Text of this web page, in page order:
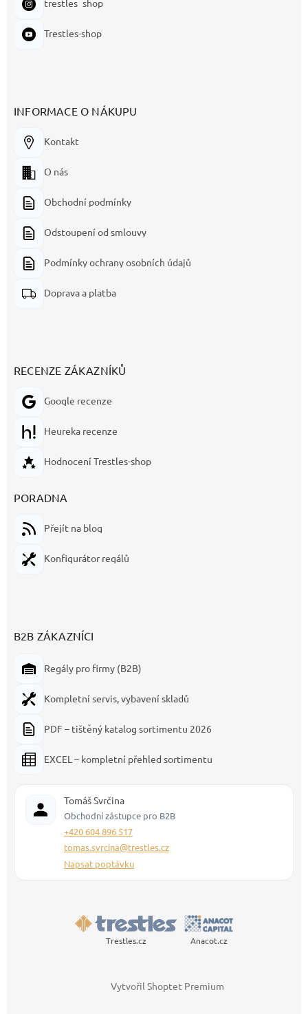
trestles_shop
Trestles-shop
INFORMACE O NÁKUPU
Kontakt
O nás
Obchodní podmínky
Odstoupení od smlouvy
Podmínky ochrany osobních údajů
Doprava a platba
RECENZE ZÁKAZNÍKŮ
Google recenze
Heureka recenze
Hodnocení Trestles-shop
PORADNA
Přejít na blog
Konfigurátor regálů
B2B ZÁKAZNÍCI
Regály pro firmy (B2B)
Kompletní servis, vybavení skladů
PDF – tištěný katalog sortimentu 2026
EXCEL – kompletní přehled sortimentu
Tomáš Svrčina
Obchodní zástupce pro B2B
+420 604 896 517
tomas.svrcina@trestles.cz
Napsat poptávku
Trestles.cz Anacot.cz
Vytvořil Shoptet Premium